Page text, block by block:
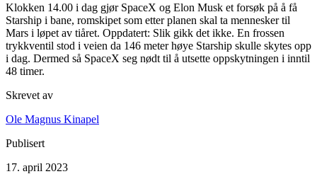
Klokken 14.00 i dag gjør SpaceX og Elon Musk et forsøk på å få
Starship i bane, romskipet som etter planen skal ta mennesker til
Mars i løpet av tiåret. Oppdatert: Slik gikk det ikke. En frossen
trykkventil stod i veien da 146 meter høye Starship skulle skytes opp
i dag. Dermed så SpaceX seg nødt til å utsette oppskytningen i inntil
48 timer.
Skrevet av
Ole Magnus Kinapel
Publisert
17. april 2023